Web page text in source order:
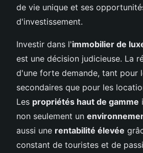
de vie unique et ses
d'investissement.
Investir dans l'immobilier de
est une décision judicieuse. La
d'une forte demande, tant pour
secondaires que pour les
Les propriétés haut de gamme
non seulement un
aussi une rentabilité élevée
constant de touristes et de